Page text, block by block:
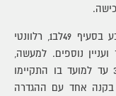
בית המשפט קבע, כי יום המכירה אשר נקבע בסעיף 49לב1, רלוונטי
נוספים. למעשה,
דחיית יום המכירה בעסקאות של תמ"א 38/2 עד למועד בו התקיימו
בקנה אחד עם ההגדרה